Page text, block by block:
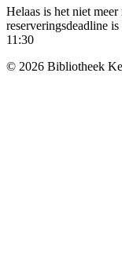
Helaas is het niet
reserveringsdeadline
11:30
© 2026 Bibliotheek